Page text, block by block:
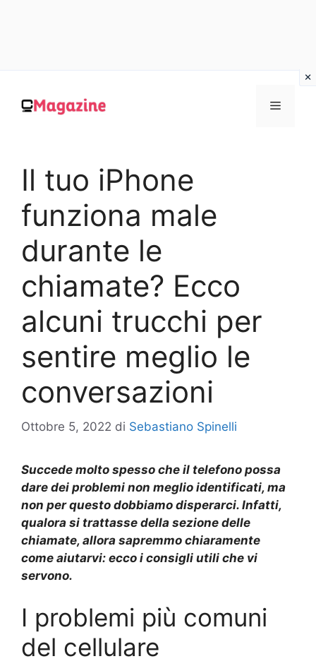
contenuto
MENU
Il tuo iPhone
funziona male
durante le
chiamate? Ecco
alcuni trucchi per
sentire meglio le
conversazioni
Ottobre 5, 2022 di Sebastiano Spinelli
Succede molto spesso che il telefono possa
dare dei problemi non meglio identificati, ma
non per questo dobbiamo disperarci. Infatti,
qualora si trattasse della sezione delle
chiamate, allora sapremmo chiaramente
come aiutarvi: ecco i consigli utili che vi
servono.
I problemi più comuni
del cellulare